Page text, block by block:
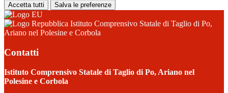
Accetta tutti Salva le preferenze
Istituto Comprensivo Statale di Taglio di Po,
Ariano nel Polesine e Corbola
Contatti
Istituto Comprensivo Statale di Taglio di Po, Ariano nel
Polesine e Corbola